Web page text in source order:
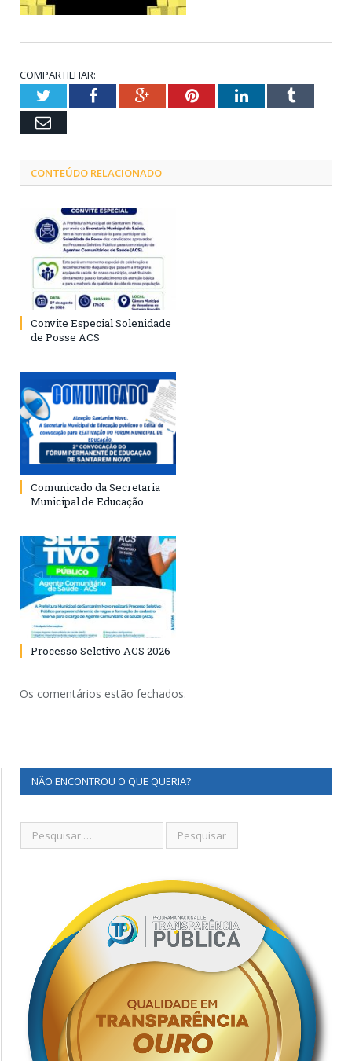
COMPARTILHAR:
TwitterFacebookGoogle+PinterestLinkedInTumblr
Email
CONTEÚDO RELACIONADO
Convite Especial Solenidade
de Posse ACS
Comunicado da Secretaria
Municipal de Educação
Processo Seletivo ACS 2026
Os comentários estão fechados.
NÃO ENCONTROU O QUE QUERIA?